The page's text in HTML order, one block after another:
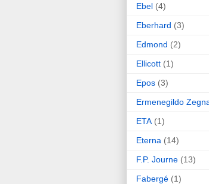
Ebel (4)
Eberhard (3)
Edmond (2)
Ellicott (1)
Epos (3)
Ermenegildo
ETA (1)
Eterna (14)
F.P. Journe (13)
Fabergé (1)